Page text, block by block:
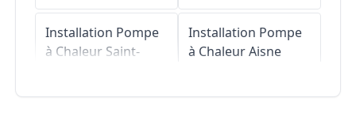
Installation Pompe
à Chaleur Saint-
Installation Pompe
à ChaleurAisne
Installation Pompe